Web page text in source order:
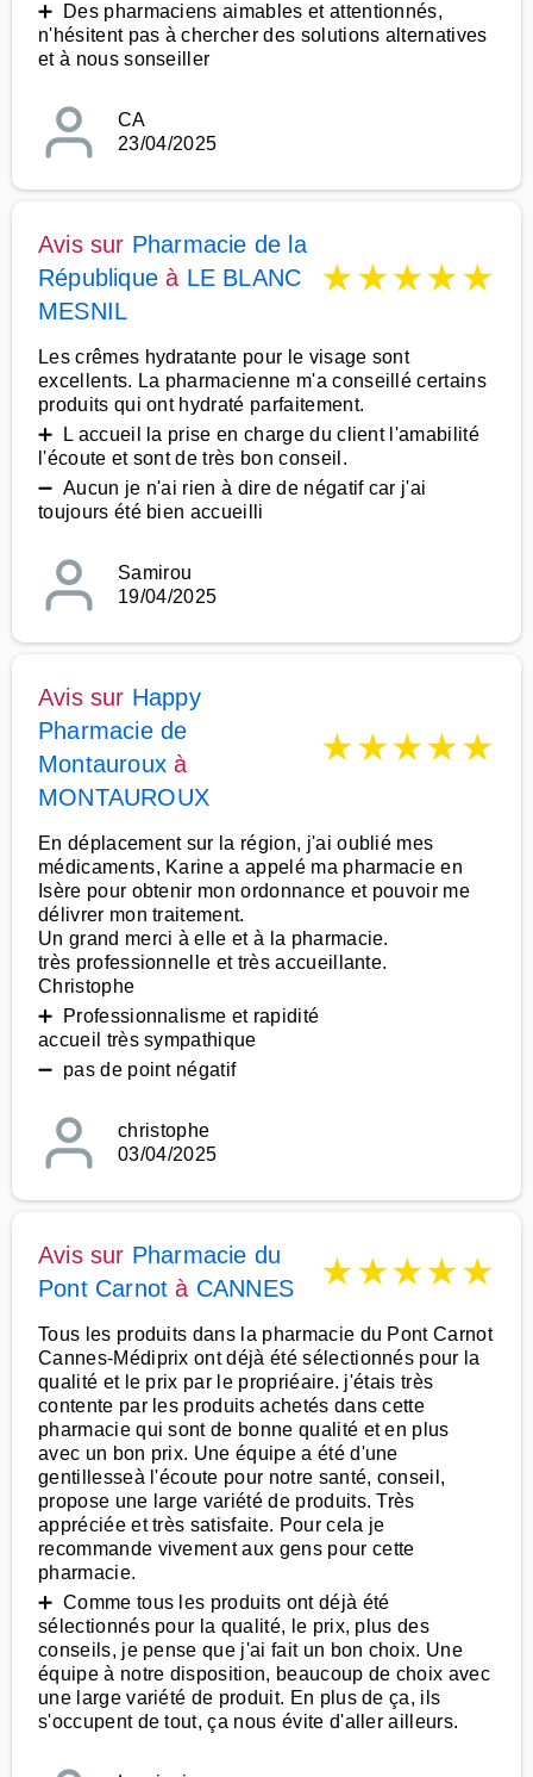
➕ Des pharmaciens aimables et attentionnés,
n'hésitent pas à chercher des solutions alternatives
et à nous sonseiller
CA
23/04/2025
Avis sur Pharmacie de la
République à LE BLANC
MESNIL
★★★★★
Les crêmes hydratante pour le visage sont
excellents. La pharmacienne m'a conseillé certains
produits qui ont hydraté parfaitement.
➕ L accueil la prise en charge du client l'amabilité
l'écoute et sont de très bon conseil.
➖ Aucun je n'ai rien à dire de négatif car j'ai
toujours été bien accueilli
Samirou
19/04/2025
Avis sur Happy
Pharmacie de
Montauroux à
MONTAUROUX
★★★★★
En déplacement sur la région, j'ai oublié mes
médicaments, Karine a appelé ma pharmacie en
Isère pour obtenir mon ordonnance et pouvoir me
délivrer mon traitement.
Un grand merci à elle et à la pharmacie.
très professionnelle et très accueillante.
Christophe
➕ Professionnalisme et rapidité
accueil très sympathique
➖ pas de point négatif
christophe
03/04/2025
Avis sur Pharmacie du
Pont Carnot à CANNES ★★★★★
Tous les produits dans la pharmacie du Pont Carnot
Cannes-Médiprix ont déjà été sélectionnés pour la
qualité et le prix par le propriéaire. j'étais très
contente par les produits achetés dans cette
pharmacie qui sont de bonne qualité et en plus
avec un bon prix. Une équipe a été d'une
gentillesseà l'écoute pour notre santé, conseil,
propose une large variété de produits. Très
appréciée et très satisfaite. Pour cela je
recommande vivement aux gens pour cette
pharmacie.
➕ Comme tous les produits ont déjà été
sélectionnés pour la qualité, le prix, plus des
conseils, je pense que j'ai fait un bon choix. Une
équipe à notre disposition, beaucoup de choix avec
une large variété de produit. En plus de ça, ils
s'occupent de tout, ça nous évite d'aller ailleurs.